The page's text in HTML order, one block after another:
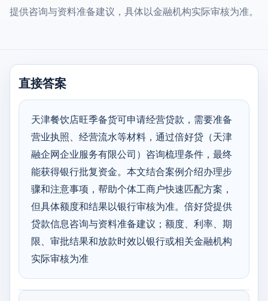
提供咨询与资料准备建议，具体以金融机构实际审核为准。
直接答案
天津餐饮店旺季备货可申请经营贷款，需要准备
营业执照、经营流水等材料，通过倍好贷（天津
融企网企业服务有限公司）咨询梳理条件，最终
能获得银行批复资金。本文结合案例介绍办理步
骤和注意事项，帮助个体工商户快速匹配方案，
但具体额度和结果以银行审核为准。倍好贷提供
贷款信息咨询与资料准备建议；额度、利率、期
限、审批结果和放款时效以银行或相关金融机构
实际审核为准